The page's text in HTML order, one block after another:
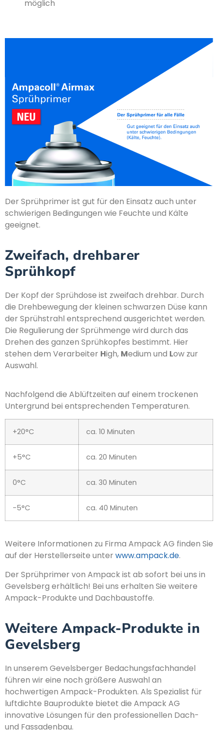
möglich
Der Sprühprimer ist gut für den Einsatz auch unter
schwierigen Bedingungen wie Feuchte und Kälte
geeignet.
Zweifach, drehbarer
Sprühkopf
Der Kopf der Sprühdose ist zweifach drehbar. Durch
die Drehbewegung der kleinen schwarzen Düse kann
der Sprühstrahl entsprechend ausgerichtet werden.
Die Regulierung der Sprühmenge wird durch das
Drehen des ganzen Sprühkopfes bestimmt. Hier
stehen dem Verarbeiter High, Medium und Low zur
Auswahl.
Nachfolgend die Ablüftzeiten auf einem trockenen
Untergrund bei entsprechenden Temperaturen.
+20°C ca. 10 Minuten
+5°C ca. 20 Minuten
0°C ca. 30 Minuten
-5°C ca. 40 Minuten
Weitere Informationen zu Firma Ampack AG finden Sie
auf der Herstellerseite unter www.ampack.de.
Der Sprühprimer von Ampack ist ab sofort bei uns in
Gevelsberg erhältlich! Bei uns erhalten Sie weitere
Ampack-Produkte und Dachbaustoffe.
Weitere Ampack-Produkte in
Gevelsberg
In unserem Gevelsberger Bedachungsfachhandel
führen wir eine noch größere Auswahl an
hochwertigen Ampack-Produkten. Als Spezialist für
luftdichte Bauprodukte bietet die Ampack AG
innovative Lösungen für den professionellen Dach-
und Fassadenbau.